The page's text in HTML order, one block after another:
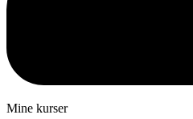
Mine kurser